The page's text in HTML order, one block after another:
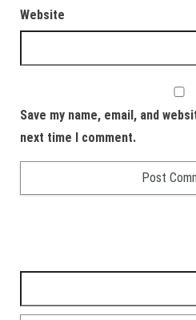
Website
Save my name, email, and
next time I comment.